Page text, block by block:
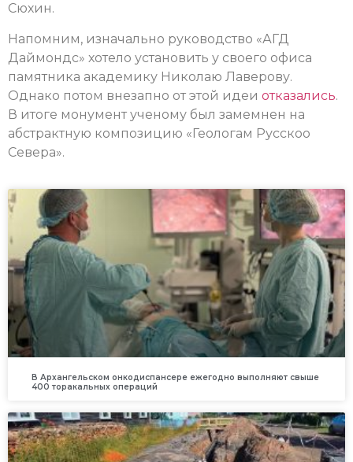
Сюхин.
Напомним, изначально руководство «АГД
Даймондс» хотело установить у своего офиса
памятника академику Николаю Лаверову.
Однако потом внезапно от этой идеи отказались.
В итоге монумент ученому был замемнен на
абстрактную композицию «Геологам Русскоо
Севера».
В Архангельском онкодиспансере ежегодно выполняют свыше
400 торакальных операций